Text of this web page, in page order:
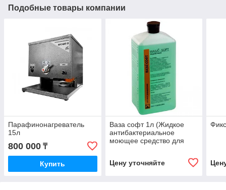
Подобные товары компании
Парафинонагреватель
15л
800 000 ₸
Купить
Ваза софт 1л (Жидкое
антибактериальное
моющее средство для
Цену уточняйте